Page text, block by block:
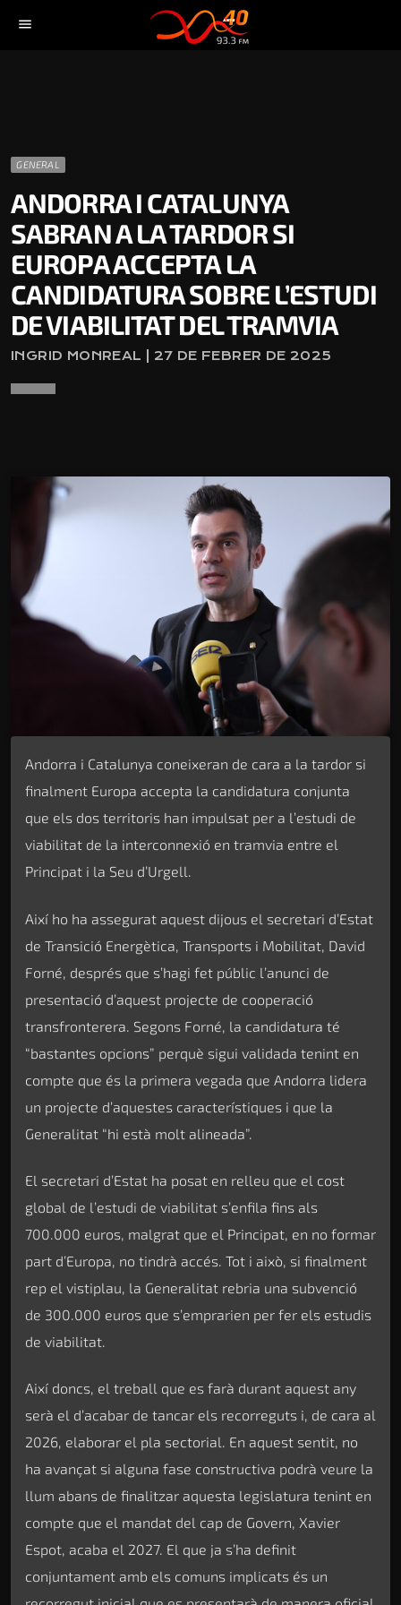
menu
GENERAL
ANDORRA I CATALUNYA
SABRAN A LA TARDOR SI
EUROPA ACCEPTA LA
CANDIDATURA SOBRE L’ESTUDI
DE VIABILITAT DEL TRAMVIA
INGRID MONREAL | 27 DE FEBRER DE 2025
Andorra i Catalunya coneixeran de cara a la tardor si
finalment Europa accepta la candidatura conjunta
que els dos territoris han impulsat per a l’estudi de
viabilitat de la interconnexió en tramvia entre el
Principat i la Seu d’Urgell.
Així ho ha assegurat aquest dijous el secretari d’Estat
de Transició Energètica, Transports i Mobilitat, David
Forné, després que s’hagi fet públic l’anunci de
presentació d’aquest projecte de cooperació
transfronterera. Segons Forné, la candidatura té
“bastantes opcions” perquè sigui validada tenint en
compte que és la primera vegada que Andorra lidera
un projecte d’aquestes característiques i que la
Generalitat “hi està molt alineada”.
El secretari d’Estat ha posat en relleu que el cost
global de l’estudi de viabilitat s’enfila fins als
700.000 euros, malgrat que el Principat, en no formar
part d’Europa, no tindrà accés. Tot i això, si finalment
rep el vistiplau, la Generalitat rebria una subvenció
de 300.000 euros que s’emprarien per fer els estudis
de viabilitat.
Així doncs, el treball que es farà durant aquest any
serà el d’acabar de tancar els recorreguts i, de cara al
2026, elaborar el pla sectorial. En aquest sentit, no
ha avançat si alguna fase constructiva podrà veure la
llum abans de finalitzar aquesta legislatura tenint en
compte que el mandat del cap de Govern, Xavier
Espot, acaba el 2027. El que ja s’ha definit
conjuntament amb els comuns implicats és un